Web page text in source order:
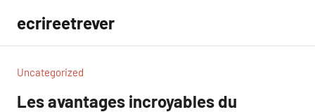
contenu
ecrireetrever
Uncategorized
Les avantages incroyables du